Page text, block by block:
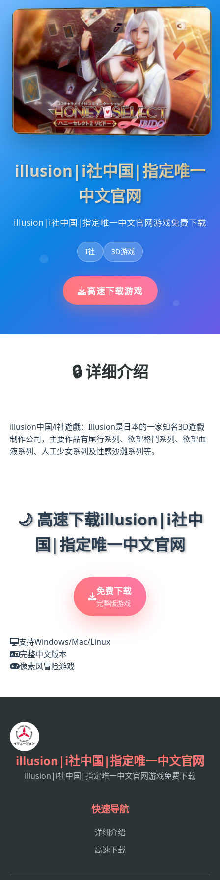
illusion|i社中国|指定唯一
中文官网
illusion|i社中国|指定唯一中文官网游戏免费下载
I社 3D游戏
高速下载游戏
🔒 详细介绍
illusion中国/i社遊戲：Illusion是日本的一家知名3D遊戲
制作公司，主要作品有尾行系列、欲望格鬥系列、欲望血
液系列、人工少女系列及性感沙灘系列等。
🌙 高速下载illusion|i社中
国|指定唯一中文官网
免费下载
完整版游戏
支持Windows/Mac/Linux
完整中文版本
像素风冒险游戏
illusion|i社中国|指定唯一中文官网
illusion|i社中国|指定唯一中文官网游戏免费下载
快速导航
详细介绍
高速下载